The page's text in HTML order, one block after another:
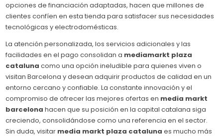
opciones de financiación adaptadas, hacen que millones de
clientes confíen en esta tienda para satisfacer sus necesidades
tecnológicas y electrodomésticas.
La atención personalizada, los servicios adicionales y las
facilidades en el pago consolidan a mediamarkt plaza
cataluna como una opción ineludible para quienes viven o
visitan Barcelona y desean adquirir productos de calidad en un
entorno cercano y confiable. La constante innovación y el
compromiso de ofrecer las mejores ofertas en media markt
barcelona hacen que su posición en la capital catalana siga
creciendo, consolidándose como una referencia en el sector.
Sin duda, visitar media markt plaza cataluna es mucho más